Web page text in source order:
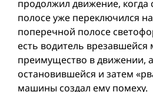
продолжил движение, когда
полосе уже переключился
поперечной полосе
есть водитель
преимущество в движении,
остановившейся и затем
машины создал ему помеху.